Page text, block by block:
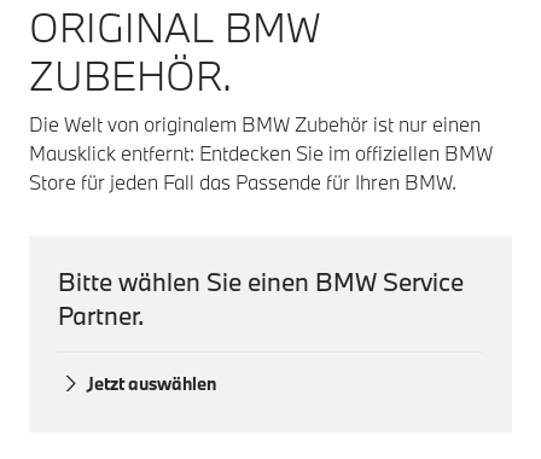
ORIGINAL BMW
ZUBEHÖR.
Die Welt von originalem BMW Zubehör ist nur einen
Mausklick entfernt: Entdecken Sie im offiziellen BMW
Store für jeden Fall das Passende für Ihren BMW.
Bitte wählen Sie einen BMW Service
Partner.
Jetzt auswählen